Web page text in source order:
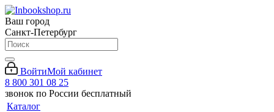
Ваш город
Санкт-Петербург
ВойтиМой кабинет
8 800 301 08 25
звонок по России бесплатный
Каталог